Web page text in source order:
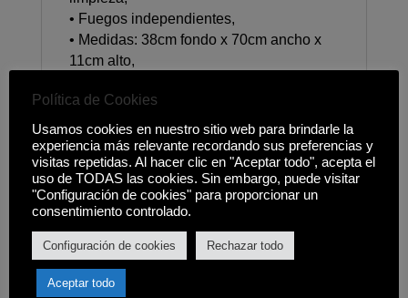
• Fuegos independientes,
• Medidas: 38cm fondo x 70cm ancho x
11cm alto,
Productos relacionados
Política de Cookies
Usamos cookies en nuestro sitio web para brindarle la
experiencia más relevante recordando sus preferencias y
visitas repetidas. Al hacer clic en "Aceptar todo", acepta el
uso de TODAS las cookies. Sin embargo, puede visitar
"Configuración de cookies" para proporcionar un
consentimiento controlado.
Configuración de cookies Rechazar todo
Aceptar todo